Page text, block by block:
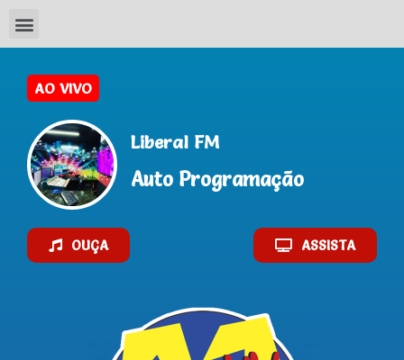
Liberal FM
Auto Programação
OUÇA ASSISTA